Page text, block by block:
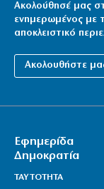
Ακολούθησέ μας
ενημερωμένος με
αποκλειστικό
Ακολουθήστε
Εφημερίδα
Δημοκρατία
ΤΑΥΤΟΤΗΤΑ